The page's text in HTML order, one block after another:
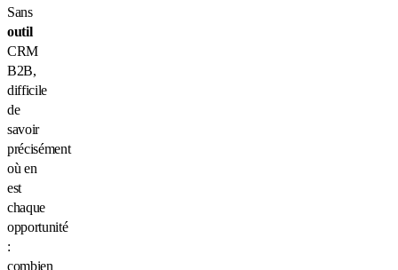
Sans
outil
CRM
B2B,
difficile
de
savoir
précisément
où en
est
chaque
opportunité
:
combien